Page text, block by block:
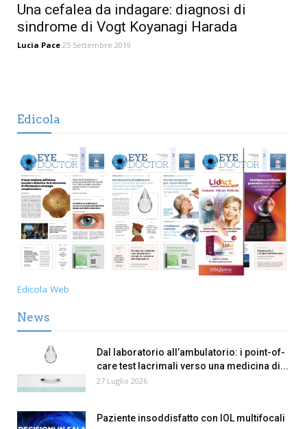
Una cefalea da indagare: diagnosi di
sindrome di Vogt Koyanagi Harada
Lucia Pace 25 Settembre 2019
Edicola
Edicola Web
News
Dal laboratorio all’ambulatorio: i point-of-
care test lacrimali verso una medicina di...
27 Luglio 2026
Paziente insoddisfatto con IOL multifocali